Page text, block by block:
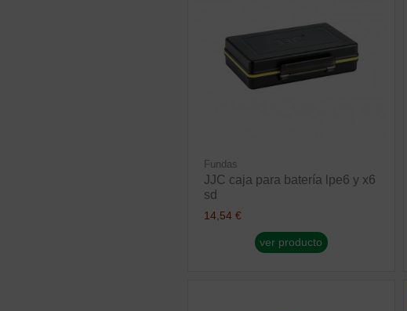
Fundas
JJC caja para batería lpe6 y x6
sd
14,54 €
ver producto